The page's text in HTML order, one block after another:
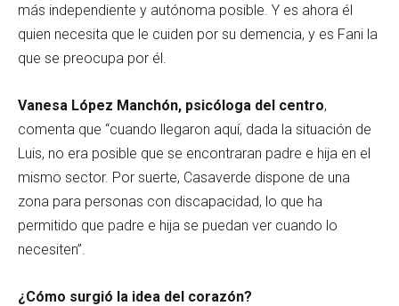
más independiente y autónoma posible. Y es ahora él
quien necesita que le cuiden por su demencia, y es Fani la
que se preocupa por él.
Vanesa López Manchón, psicóloga del centro,
comenta que “cuando llegaron aquí, dada la situación de
Luis, no era posible que se encontraran padre e hija en el
mismo sector. Por suerte, Casaverde dispone de una
zona para personas con discapacidad, lo que ha
permitido que padre e hija se puedan ver cuando lo
necesiten”.
¿Cómo surgió la idea del corazón?